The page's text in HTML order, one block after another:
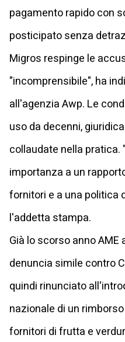
pagamento rapido con
posticipato senza
Migros respinge le
"incomprensibile", ha
all'agenzia Awp. Le
uso da decenni,
collaudate nella
importanza a un
fornitori e a una politica
l'addetta stampa.
Già lo scorso anno
denuncia simile contro
quindi rinunciato
nazionale di un
fornitori di frutta e